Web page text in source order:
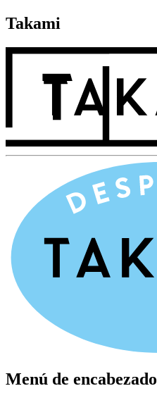
Takami
Menú de encabezado